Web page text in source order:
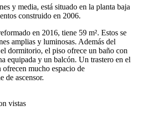
y media, está situado en la planta baja
construido en 2006.
en 2016, tiene 59 m². Estos se
amplias y luminosas. Además del
dormitorio, el piso ofrece un baño con
equipada y un balcón. Un trastero en el
mucho espacio de
de ascensor.
vistas